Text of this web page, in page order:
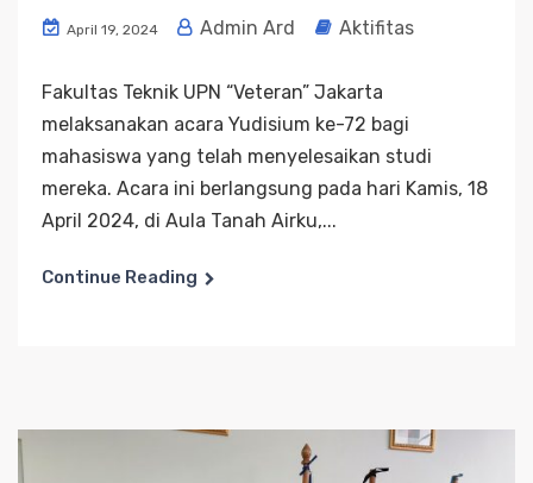
April 19, 2024 Admin Ard Aktifitas
Fakultas Teknik UPN “Veteran” Jakarta
melaksanakan acara Yudisium ke-72 bagi
mahasiswa yang telah menyelesaikan studi
mereka. Acara ini berlangsung pada hari Kamis, 18
April 2024, di Aula Tanah Airku,...
Continue Reading